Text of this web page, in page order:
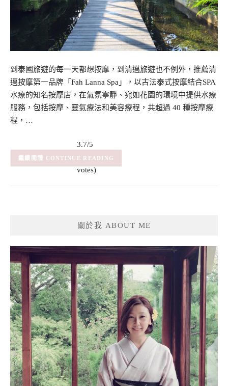
到泰國旅遊的每一天都想按摩，到清邁旅遊也不例外，推薦清
邁按摩第一品牌「Fah Lanna Spa」，以古法泰式按摩結合SPA
水療的知名按摩店，在氣氛寧靜、宛如花園的環境中提供水療
服務，包括按摩、靈氣療法和美容療程，共超過 40 種按摩療
程，…
3.7/5
– (3
votes)
(3) CONTINUE READING
關於我 ABOUT ME